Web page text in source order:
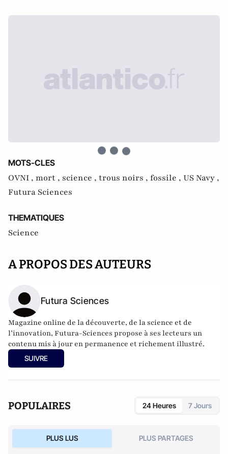
MOTS-CLES
OVNI , mort , science , trous noirs , fossile , US Navy ,
Futura Sciences
THEMATIQUES
Science
A PROPOS DES AUTEURS
Futura Sciences
Magazine online de la découverte, de la science et de
l’innovation, Futura-Sciences propose à ses lecteurs un
contenu mis à jour en permanence et richement illustré.
SUIVRE
POPULAIRES 24 Heures 7 Jours
PLUS LUS PLUS PARTAGES